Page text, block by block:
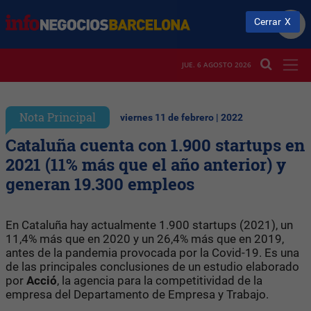
JUE. 6 AGOSTO 2026
Nota Principal viernes 11 de febrero | 2022
Cataluña cuenta con 1.900 startups en
2021 (11% más que el año anterior) y
generan 19.300 empleos
En Cataluña hay actualmente 1.900 startups (2021), un
11,4% más que en 2020 y un 26,4% más que en 2019,
antes de la pandemia provocada por la Covid-19. Es una
de las principales conclusiones de un estudio elaborado
por Acció, la agencia para la competitividad de la
empresa del Departamento de Empresa y Trabajo.
Cerrar